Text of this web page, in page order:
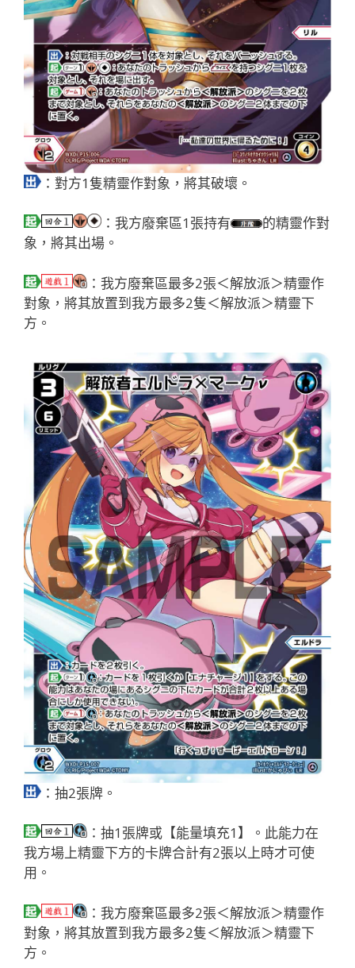
：對方1隻精靈作對象，將其破壞。
：我方廢棄區1張持有
的精靈作對
象，將其出場。
：我方廢棄區最多2張＜解放派＞精靈作
對象，將其放置到我方最多2隻＜解放派＞精靈下
方。
：抽2張牌。
：抽1張牌或【能量填充1】。此能力在
我方場上精靈下方的卡牌合計有2張以上時才可使
用。
：我方廢棄區最多2張＜解放派＞精靈作
對象，將其放置到我方最多2隻＜解放派＞精靈下
方。